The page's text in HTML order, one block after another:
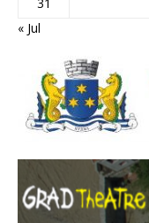
31
« Jul